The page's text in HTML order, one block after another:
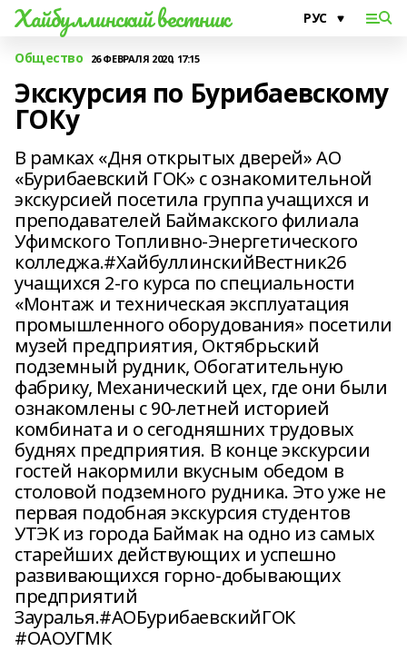
Хайбуллинский вестник
Общество 26 ФЕВРАЛЯ 2020, 17:15
Экскурсия по Бурибаевскому
ГОКу
В рамках «Дня открытых дверей» АО
«Бурибаевский ГОК» с ознакомительной
экскурсией посетила группа учащихся и
преподавателей Баймакского филиала
Уфимского Топливно-Энергетического
колледжа.#ХайбуллинскийВестник26
учащихся 2-го курса по специальности
«Монтаж и техническая эксплуатация
промышленного оборудования» посетили
музей предприятия, Октябрьский
подземный рудник, Обогатительную
фабрику, Механический цех, где они были
ознакомлены с 90-летней историей
комбината и о сегодняшних трудовых
буднях предприятия. В конце экскурсии
гостей накормили вкусным обедом в
столовой подземного рудника. Это уже не
первая подобная экскурсия студентов
УТЭК из города Баймак на одно из самых
старейших действующих и успешно
развивающихся горно-добывающих
предприятий
Зауралья.#АОБурибаевскийГОК
#ОАОУГМК